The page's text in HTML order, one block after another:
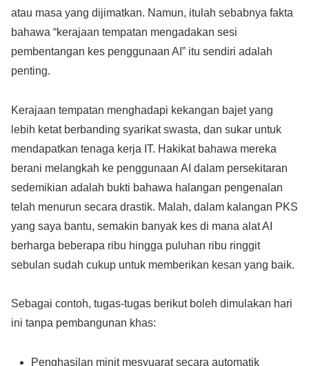
atau masa yang dijimatkan. Namun, itulah sebabnya fakta
bahawa “kerajaan tempatan mengadakan sesi
pembentangan kes penggunaan AI” itu sendiri adalah
penting.
Kerajaan tempatan menghadapi kekangan bajet yang
lebih ketat berbanding syarikat swasta, dan sukar untuk
mendapatkan tenaga kerja IT. Hakikat bahawa mereka
berani melangkah ke penggunaan AI dalam persekitaran
sedemikian adalah bukti bahawa halangan pengenalan
telah menurun secara drastik. Malah, dalam kalangan PKS
yang saya bantu, semakin banyak kes di mana alat AI
berharga beberapa ribu hingga puluhan ribu ringgit
sebulan sudah cukup untuk memberikan kesan yang baik.
Sebagai contoh, tugas-tugas berikut boleh dimulakan hari
ini tanpa pembangunan khas:
Penghasilan minit mesyuarat secara automatik